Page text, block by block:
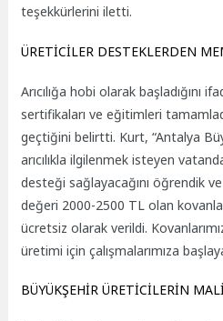
teşekkürlerini iletti.
ÜRETİCİLER DESTEKLERDEN
Arıcılığa hobi olarak başladığını
sertifikaları ve eğitimleri
geçtiğini belirtti. Kurt, “Antalya
arıcılıkla ilgilenmek isteyen
desteği sağlayacağını öğrendik
değeri 2000-2500 TL olan
ücretsiz olarak verildi.
üretimi için çalışmalarımıza
BÜYÜKŞEHİR ÜRETİCİLERİN